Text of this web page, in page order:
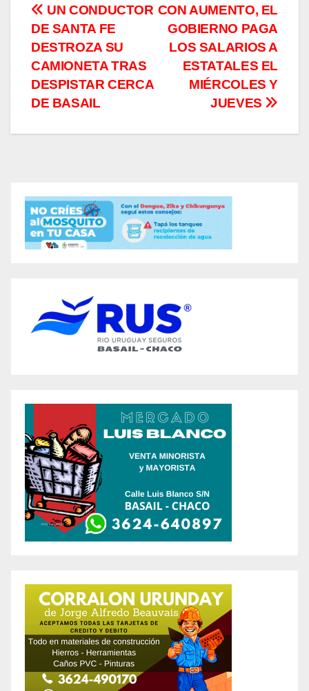
Navegación
de
entradas
CON AUMENTO, EL
GOBIERNO PAGA
LOS SALARIOS A
ESTATALES EL
MIÉRCOLES Y
JUEVES
UN CONDUCTOR
DE SANTA FE
DESTROZA SU
CAMIONETA TRAS
DESPISTAR CERCA
DE BASAIL